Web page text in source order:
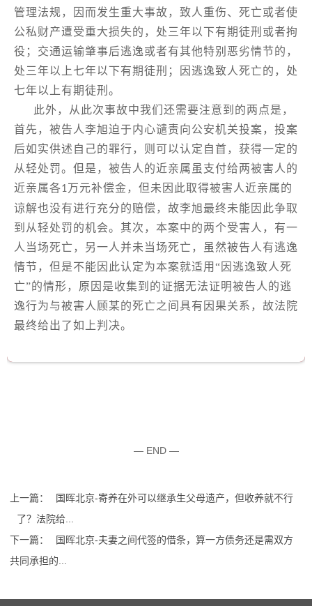
管理法规，因而发生重大事故，致人重伤、死亡或者使
公私财产遭受重大损失的，处三年以下有期徒刑或者拘
役；交通运输肇事后逃逸或者有其他特别恶劣情节的，
处三年以上七年以下有期徒刑；因逃逸致人死亡的，处
七年以上有期徒刑。
此外，从此次事故中我们还需要注意到的两点是，
首先，被告人李旭迫于内心谴责向公安机关投案，投案
后如实供述自己的罪行，则可以认定自首，获得一定的
从轻处罚。但是 ，被告人的近亲属虽支付给两被害人的
近亲属各1万元补偿金，但未因此取得被害人近亲属的
谅解也没有进行充分的赔偿 ，故李旭最终未能因此争取
到从轻处罚的机会。其次，本案中的两个受害人，有一
人当场死亡，另一人并未当场死亡，虽然被告人有逃逸
情节，但是不能因此认定为本案就适用“因逃逸致人死
亡”的情形，原因是收集到的证据无法证明被告人的逃
逸行为与被害人顾某的死亡之间具有因果关系，故法院
最终给出了如上判决。
— END —
上一篇：
国晖北京-寄养在外可以继承生父母遗产，但收养就不行
了？法院给...
下一篇：
国晖北京-夫妻之间代签的借条，算一方债务还是需双方
共同承担的...